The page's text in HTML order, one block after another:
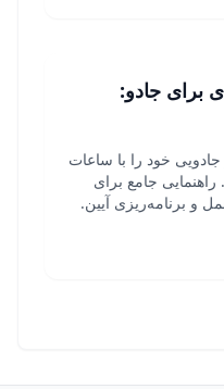
برای جادو:
جادویی خود را با ساعات
جامع برای
و برنامه‌ریزی آیین.